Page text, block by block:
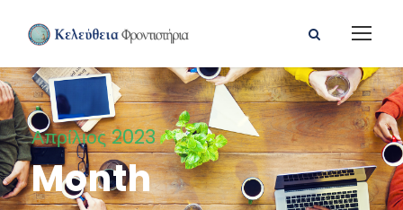
Απρίλιος 2023
Month